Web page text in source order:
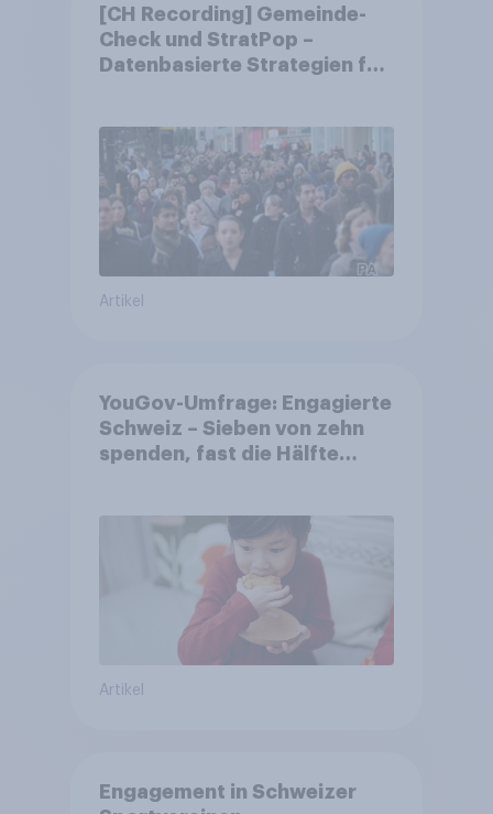
[CH Recording] Gemeinde-
Check und StratPop –
Datenbasierte Strategien für
Artikel
YouGov-Umfrage: Engagierte
Schweiz – Sieben von zehn
spenden, fast die Hälfte
Artikel
Engagement in Schweizer